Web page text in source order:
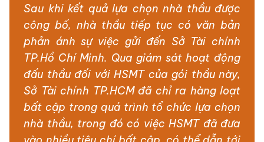
Sau khi kết quả lựa chọn nhà thầu được
công bố, nhà thầu tiếp tục có văn bản
phản ánh sự việc gửi đến Sở Tài chính
TP.Hồ Chí Minh. Qua giám sát hoạt động
đấu thầu đối với HSMT của gói thầu này,
Sở Tài chính TP.HCM đã chỉ ra hàng loạt
bất cập trong quá trình tổ chức lựa chọn
nhà thầu, trong đó có việc HSMT đã đưa